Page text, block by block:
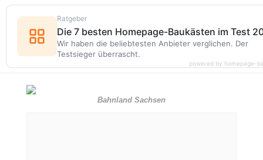
Bahnland Sachsen
Ratgeber
Die 7 besten Homepage-Baukästen im Test
Wir haben die beliebtesten Anbieter verglichen. Der
Testsieger überrascht.
powered by homepage-